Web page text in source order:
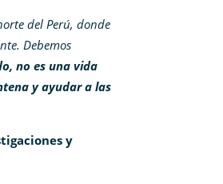
del Perú, donde
Debemos
no es una vida
y ayudar a las
y